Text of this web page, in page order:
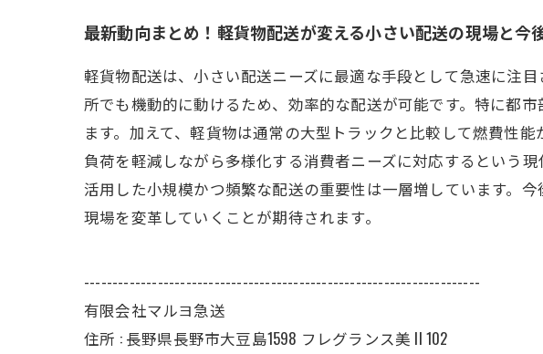
最新動向まとめ！軽貨物配送が変える小さい配送の現場と今
軽貨物配送は、小さい配送ニーズに最適な手段として急速に注
所でも機動的に動けるため、効率的な配送が可能です。特に都
ます。加えて、軽貨物は通常の大型トラックと比較して燃費性
負荷を軽減しながら多様化する消費者ニーズに対応するという
活用した小規模かつ頻繁な配送の重要性は一層増しています。
現場を変革していくことが期待されます。
----------------------------------------------------------------------
有限会社マルヨ急送
住所 : 長野県長野市大豆島1598 フレグランス美 II 102